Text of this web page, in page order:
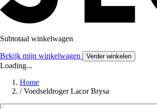
Subtotaal winkelwagen
Bekijk mijn winkelwagen Verder winkelen
Loading...
Home
/ Voedseldroger Lacor Brysa